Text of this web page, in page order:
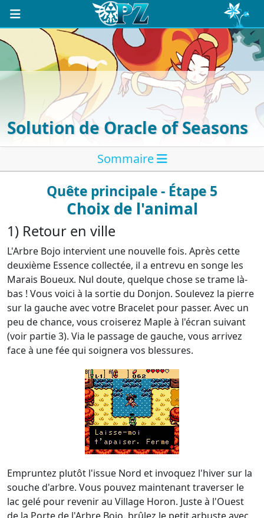
Solution de Oracle of Seasons
Sommaire
Quête principale - Étape 5
Choix de l'animal
1) Retour en ville
L'Arbre Bojo intervient une nouvelle fois. Après cette
deuxième Essence collectée, il a entrevu en songe les
Marais Boueux. Nul doute, quelque chose se trame là-
bas ! Vous voici à la sortie du Donjon. Soulevez la pierre
sur la gauche avec votre Bracelet pour passer. Avec un
peu de chance, vous croiserez Maple à l'écran suivant
(voir partie 3). Via le passage de gauche, vous arrivez
face à une fée qui soignera vos blessures.
Empruntez plutôt l'issue Nord et invoquez l'hiver sur la
souche d'arbre. Vous pouvez maintenant traverser le
lac gelé pour revenir au Village Horon. Juste à l'Ouest